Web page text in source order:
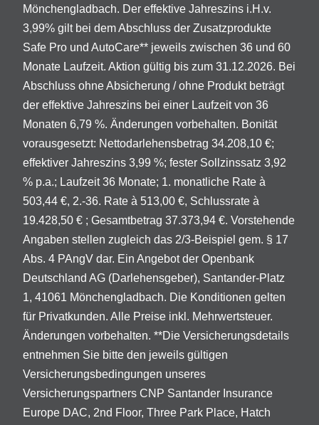
Mönchengladbach. Der effektive Jahreszins i.H.v.
3,99% gilt bei dem Abschluss der Zusatzprodukte
Safe Pro und AutoCare** jeweils zwischen 36 und 60
Monate Laufzeit. Aktion gültig bis zum 31.12.2026. Bei
Abschluss ohne Absicherung / ohne Produkt beträgt
der effektive Jahreszins bei einer Laufzeit von 36
Monaten 6,79 %. Änderungen vorbehalten. Bonität
vorausgesetzt: Nettodarlehensbetrag 34.208,10 €;
effektiver Jahreszins 3,99 %; fester Sollzinssatz 3,92
% p.a.; Laufzeit 36 Monate; 1. monatliche Rate à
503,44 €, 2.-36. Rate à 513,00 €, Schlussrate à
19.428,50 € ; Gesamtbetrag 37.373,94 €. Vorstehende
Angaben stellen zugleich das 2/3-Beispiel gem. § 17
Abs. 4 PAngV dar. Ein Angebot der Openbank
Deutschland AG (Darlehensgeber), Santander-Platz
1, 41061 Mönchengladbach. Die Konditionen gelten
für Privatkunden. Alle Preise inkl. Mehrwertsteuer.
Änderungen vorbehalten. **Die Versicherungsdetails
entnehmen Sie bitte den jeweils gültigen
Versicherungsbedingungen unseres
Versicherungspartners CNP Santander Insurance
Europe DAC, 2nd Floor, Three Park Place, Hatch